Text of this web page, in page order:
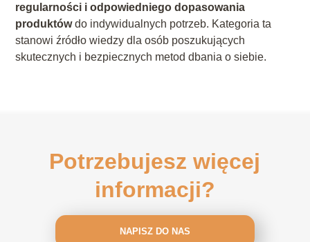
regularności i odpowiedniego dopasowania
produktówdo indywidualnych potrzeb. Kategoria ta
stanowi źródło wiedzy dla osób poszukujących
skutecznych i bezpiecznych metod dbania o siebie.
Potrzebujesz więcej
informacji?
NAPISZ DO NAS